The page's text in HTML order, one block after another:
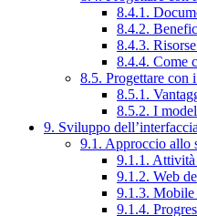
8.4.1.
8.4.2.
8.4.3.
8.4.4. Come
8.5. Progettare con
8.5.1.
8.5.2. I
9. Sviluppo dell’interfaccia
9.1. Approccio allo
9.1.1.
9.1.2. Web
9.1.3.
9.1.4.